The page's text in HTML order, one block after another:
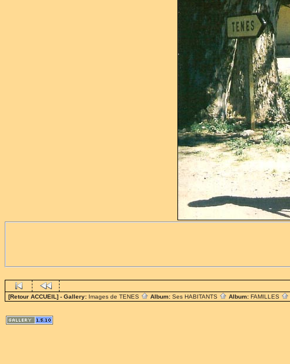
[Retour ACCUEIL] - Gallery: Images de TENES Album: Ses HABITANTS Album: FAMILLES